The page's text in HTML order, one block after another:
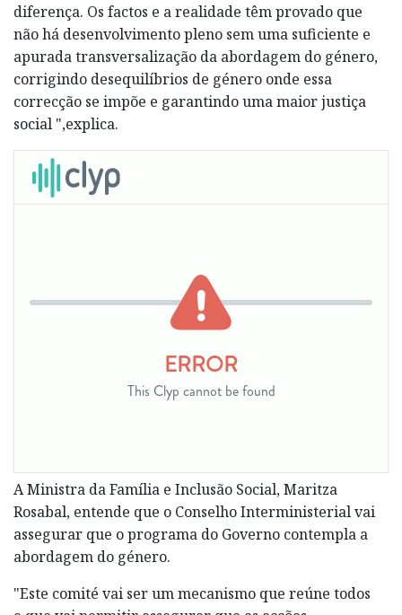
diferença. Os factos e a realidade têm provado que
não há desenvolvimento pleno sem uma suficiente e
apurada transversalização da abordagem do género,
corrigindo desequilíbrios de género onde essa
correcção se impõe e garantindo uma maior justiça
social ",explica.
A Ministra da Família e Inclusão Social, Maritza
Rosabal, entende que o Conselho Interministerial vai
assegurar que o programa do Governo contempla a
abordagem do género.
"Este comité vai ser um mecanismo que reúne todos